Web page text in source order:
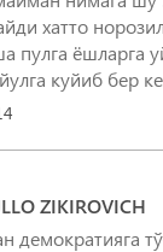
хатто
пулга ёшларга
куйиб бер
ZIKIROVICH
демократияга